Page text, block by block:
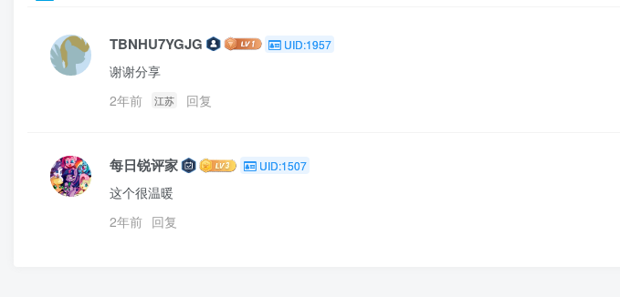
TBNHU7YGJG UID:1957
谢谢分享
2年前
江苏 回复
每日锐评家 UID:1507
这个很温暖
2年前 回复